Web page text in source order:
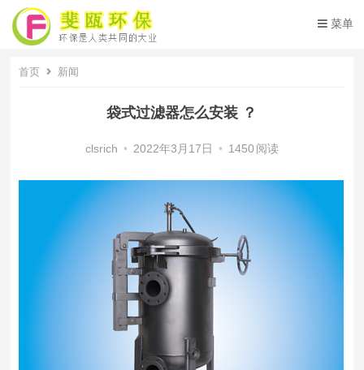
菜单
首页 新闻
袋式过滤器怎么安装 ？
clsrich • 2022年3月17日 • 1450 阅读